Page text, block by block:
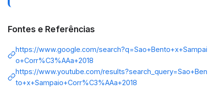
Fontes e Referências
https://www.google.com/search?q=Sao+Bento+x+Sampai
o+Corr%C3%AAa+2018
https://www.youtube.com/results?search_query=Sao+Ben
to+x+Sampaio+Corr%C3%AAa+2018